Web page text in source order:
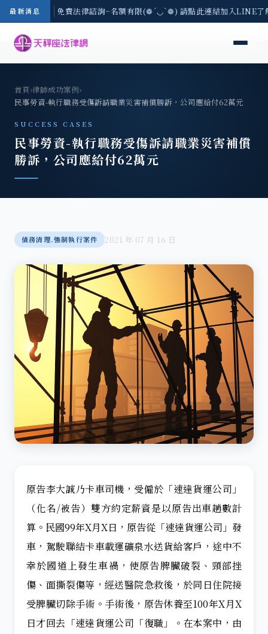
最新消息
-8/3(一) 現場免費法律諮詢~名額有限(❁´◡`❁) 請點此連結加入LINE
首頁›律師成功案例›
民事勞資-執行職務受傷訴請職業災害補償勝訴，公司應給付62萬元
SUCCESS CASES
民事勞資-執行職務受傷訴請職業災害補償
勝訴，公司應給付62萬元
債務清理.強制執行案件 2021 年 07 月 16 日
原告李大誠乃卡車司機，受僱於「速達貨運公司」
（化名/被告）雙方約定薪資是以原告出車趟數計
算。民國99年X月X日，原告從「速達貨運公司」發
車，駕駛聯結卡車載運礦泉水送貨給客戶，途中不
幸於國道上發生車禍，使原告脾臟破裂、頸部挫
傷、面撕裂傷等，經送醫院急救後，於同日住院接
受脾臟切除手術。手術後，原告休養至100年X月X
日才回去「速達貨運公司「復職」。在本案中，由